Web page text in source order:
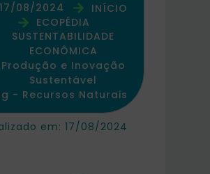
em: 17/08/2024
17/08/2024
INÍCIO
ECOPÉDIA
SUSTENTABILIDADE
ECONÔMICA
Produção e Inovação
Sustentável
- Recursos Naturais